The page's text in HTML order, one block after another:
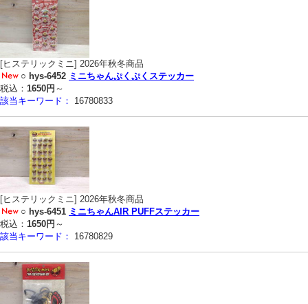
[ヒステリックミニ] 2026年秋冬商品
○ hys-6452 ミニちゃんぷくぷくステッカー
税込： 1650円 ～
該当キーワード：
16780833
[ヒステリックミニ] 2026年秋冬商品
○ hys-6451 ミニちゃんAIR PUFFステッカー
税込： 1650円 ～
該当キーワード：
16780829